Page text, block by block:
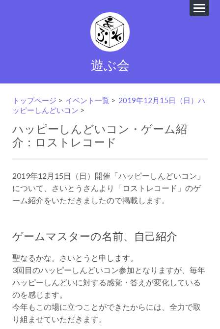
遊ぶ会
トップページ > イベント一覧 > 2019年12月15日（日）ハ
ッピーしんどいコン >
ハッピーしんどいコン・ゲーム紹
介：ロストレコード
2019年12月15日（日）開催「ハッピーしんどいコン」
について、さいとうさんより「ロストレコード」のゲ
ーム紹介をいただきましたので掲載します。
ゲームマスターの名前、自己紹介
聖なるかな。さいとうと申します。
3回目のハッピーしんどいコン参加となりますが、毎年
ハッピーしんどいに対する感覚・答えが変化している
のを感じます。
今年もこの場に立つことができたからには、全力で取
り組ませていただきます。